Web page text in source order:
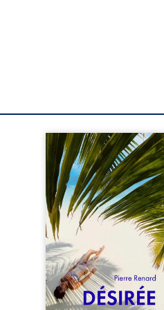
Au réveil, Pierre,
retraité, découvre qu’il
devenu une
femme métissée de
ans. À peine a-t-il
à apprivoiser ce
corps qu’Ange surgit dans
vie et fait vaciller toutes
certitudes. Entre
l’attirance est
brûlante jusqu’à ce
secret familial fasse
l’impensable : et s’ils
demi-frère